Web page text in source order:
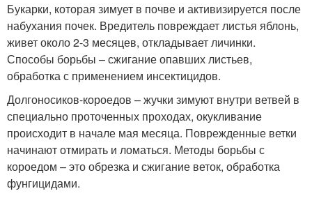
Букарки, которая зимует в почве и активизируется после
набухания почек. Вредитель повреждает листья яблонь,
живет около 2-3 месяцев, откладывает личинки.
Способы борьбы – сжигание опавших листьев,
обработка с применением инсектицидов.
Долгоносиков-короедов – жучки зимуют внутри ветвей в
специально проточенных проходах, окукливание
происходит в начале мая месяца. Поврежденные ветки
начинают отмирать и ломаться. Методы борьбы с
короедом – это обрезка и сжигание веток, обработка
фунгицидами.